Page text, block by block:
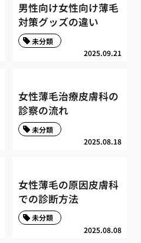
男性向け女性向け薄毛
対策グッズの違い
2025.09.21
未分類
女性薄毛治療皮膚科の
診察の流れ
2025.08.18
未分類
女性薄毛の原因皮膚科
での診断方法
2025.08.08
未分類